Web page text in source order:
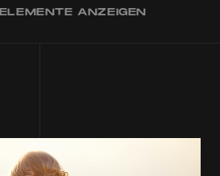
ANZEIGEN